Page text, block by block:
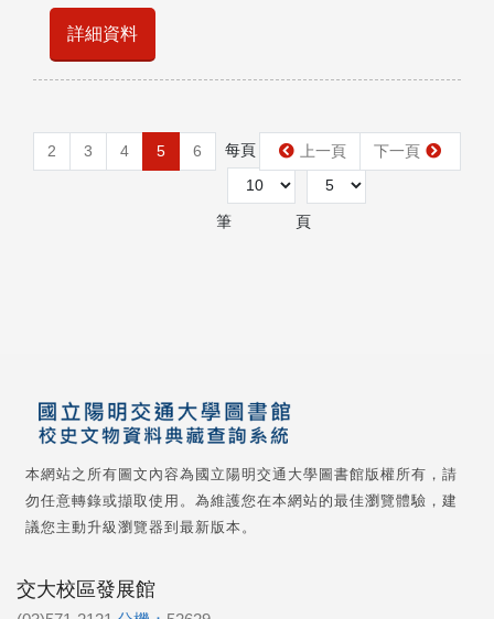
詳細資料
2 3 4 5 6 每頁
筆
第
頁
上一頁 下一頁
本網站之所有圖文內容為國立陽明交通大學圖書館版權所有，請
勿任意轉錄或擷取使用。為維護您在本網站的最佳瀏覽體驗，建
議您主動升級瀏覽器到最新版本。
交大校區發展館